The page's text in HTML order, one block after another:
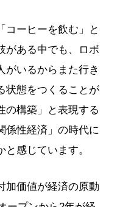
コーヒーを飲む」と
がある中でも、ロボ
がいるからまた行き
状態をつくることが
の構築」と表現する
係性経済」の時代に
感じています。
加価値が経済の原動